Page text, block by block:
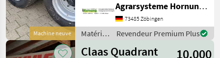
Machine neuve
Plattformkannte, 35 mm •
Achsen 300 x 90 / Q80 /1850
mm 8 Bolzen / ADR
Federung, • Deic
Agrarsysteme Hornung GmbH & Co. KG
73485 Zöbingen
Matériels
fenaison
Revendeur Premium Plus
Claas Quadrant
10.000